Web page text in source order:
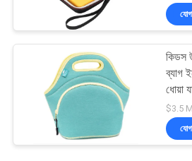
কিডস
ব্যাগ
ধোয়া
$3.5